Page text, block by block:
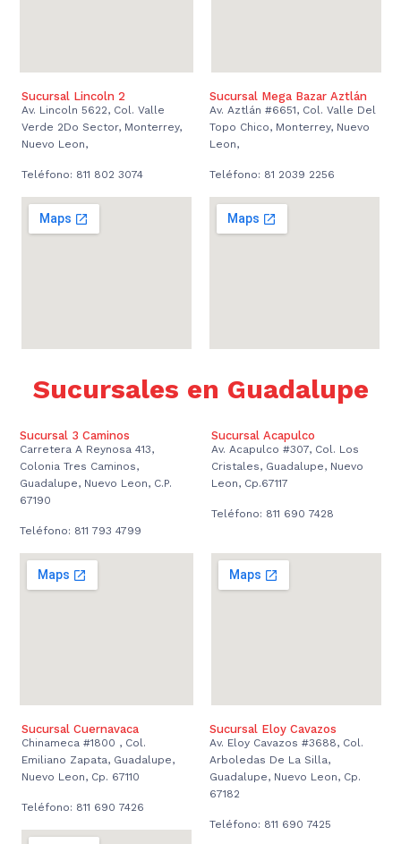
Sucursal Lincoln 2
Av. Lincoln 5622, Col. Valle
Verde 2Do Sector, Monterrey,
Nuevo Leon,
Teléfono: 811 802 3074
Sucursal Mega Bazar Aztlán
Av. Aztlán #6651, Col. Valle Del
Topo Chico, Monterrey, Nuevo
Leon,
Teléfono: 81 2039 2256
Sucursales en Guadalupe
Sucursal 3 Caminos
Carretera A Reynosa 413,
Colonia Tres Caminos,
Guadalupe, Nuevo Leon, C.P.
67190
Teléfono: 811 793 4799
Sucursal Acapulco
Av. Acapulco #307, Col. Los
Cristales, Guadalupe, Nuevo
Leon, Cp.67117
Teléfono: 811 690 7428
Sucursal Cuernavaca
Chinameca #1800 , Col.
Emiliano Zapata, Guadalupe,
Nuevo Leon, Cp. 67110
Teléfono: 811 690 7426
Sucursal Eloy Cavazos
Av. Eloy Cavazos #3688, Col.
Arboledas De La Silla,
Guadalupe, Nuevo Leon, Cp.
67182
Teléfono: 811 690 7425